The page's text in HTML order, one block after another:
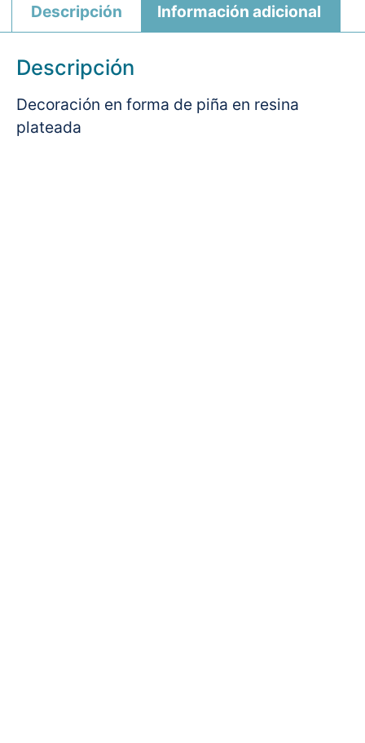
Descripción Información adicional
Descripción
Decoración en forma de piña en resina
plateada